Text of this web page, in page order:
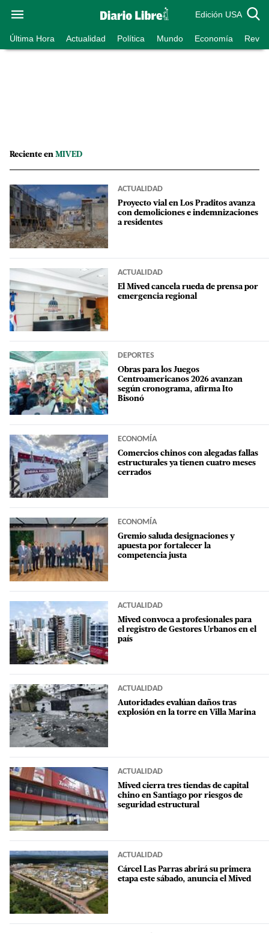
Edición USA
Última Hora Actualidad Política Mundo Economía
Reciente en MIVED
ACTUALIDAD
Proyecto vial en Los Praditos avanza
con demoliciones e indemnizaciones
a residentes
ACTUALIDAD
El Mived cancela rueda de prensa por
emergencia regional
DEPORTES
Obras para los Juegos
Centroamericanos 2026 avanzan
según cronograma, afirma Ito
Bisonó
ECONOMÍA
Comercios chinos con alegadas fallas
estructurales ya tienen cuatro meses
cerrados
ECONOMÍA
Gremio saluda designaciones y
apuesta por fortalecer la
competencia justa
ACTUALIDAD
Mived convoca a profesionales para
el registro de Gestores Urbanos en el
país
ACTUALIDAD
Autoridades evalúan daños tras
explosión en la torre en Villa Marina
ACTUALIDAD
Mived cierra tres tiendas de capital
chino en Santiago por riesgos de
seguridad estructural
ACTUALIDAD
Cárcel Las Parras abrirá su primera
etapa este sábado, anuncia el Mived